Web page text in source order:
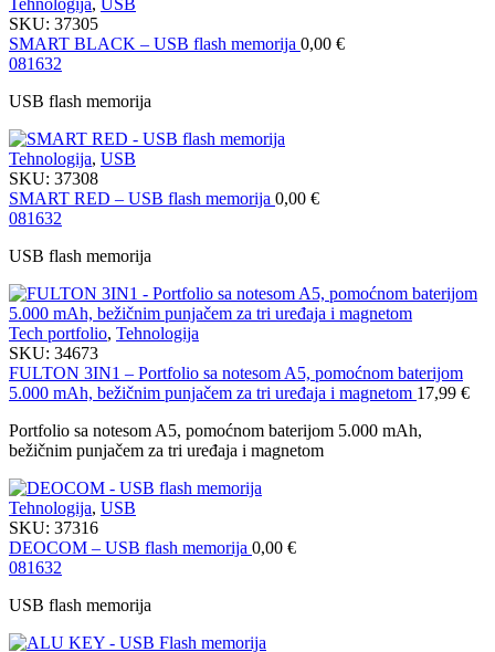
Tehnologija, USB
SKU: 37305
SMART BLACK – USB flash memorija 0,00 €
081632
USB flash memorija
Tehnologija, USB
SKU: 37308
SMART RED – USB flash memorija 0,00 €
081632
USB flash memorija
Tech portfolio, Tehnologija
SKU: 34673
FULTON 3IN1 – Portfolio sa notesom A5, pomoćnom baterijom
5.000 mAh, bežičnim punjačem za tri uređaja i magnetom 17,99 €
Portfolio sa notesom A5, pomoćnom baterijom 5.000 mAh,
bežičnim punjačem za tri uređaja i magnetom
Tehnologija, USB
SKU: 37316
DEOCOM – USB flash memorija 0,00 €
081632
USB flash memorija